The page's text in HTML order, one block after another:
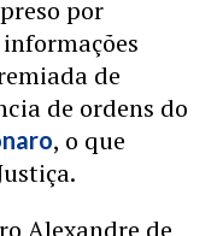
por
de
de ordens do
, o que
Alexandre de